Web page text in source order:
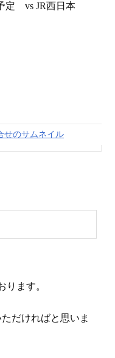
定 vs JR西日本
ります。
だければと思いま